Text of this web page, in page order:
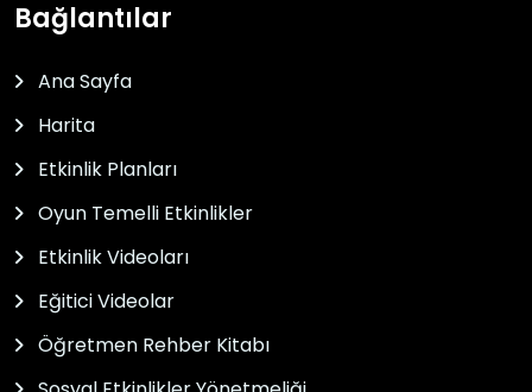
Bağlantılar
Ana Sayfa
Harita
Etkinlik Planları
Oyun Temelli Etkinlikler
Etkinlik Videoları
Eğitici Videolar
Öğretmen Rehber Kitabı